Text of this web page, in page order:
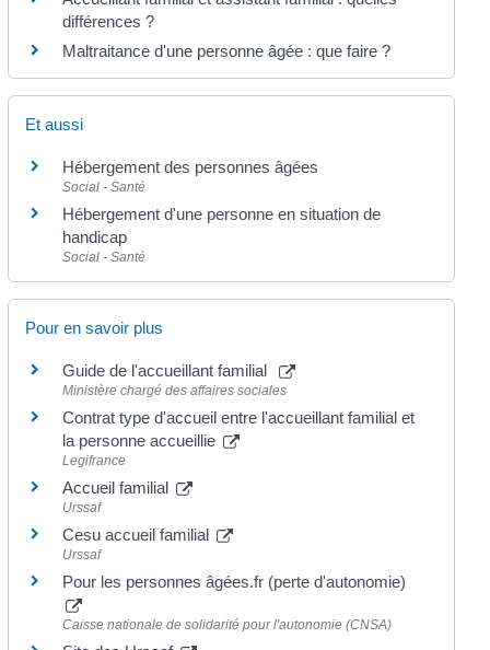
différences ?
Maltraitance d'une personne âgée : que faire ?
Et aussi
Hébergement des personnes âgées
Social - Santé
Hébergement d'une personne en situation de
handicap
Social - Santé
Pour en savoir plus
Guide de l'accueillant familial
Ministère chargé des affaires sociales
Contrat type d'accueil entre l'accueillant familial et
la personne accueillie
Legifrance
Accueil familial
Urssaf
Cesu accueil familial
Urssaf
Pour les personnes âgées.fr (perte d'autonomie)
Caisse nationale de solidarité pour l'autonomie (CNSA)